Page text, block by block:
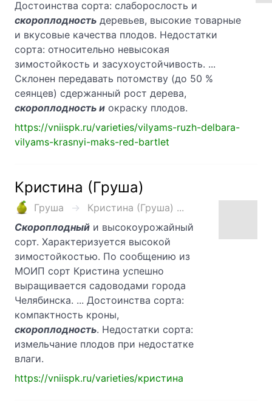
Достоинства сорта: слаборослость и
скороплодность деревьев, высокие товарные
и вкусовые качества плодов. Недостатки
сорта: относительно невысокая
зимостойкость и засухоустойчивость. ...
Склонен передавать потомству (до 50 %
сеянцев) сдержанный рост дерева,
скороплодность и окраску плодов.
https://vniispk.ru/varieties/vilyams-ruzh-delbara-
vilyams-krasnyi-maks-red-bartlet
Кристина (Груша)
Груша
Кристина (Груша) ...
Скороплодный и высокоурожайный
сорт. Характеризуется высокой
зимостойкостью. По сообщению из
МОИП сорт Кристина успешно
выращивается садоводами города
Челябинска. ... Достоинства сорта:
компактность кроны,
скороплодность. Недостатки сорта:
измельчание плодов при недостатке
влаги.
https://vniispk.ru/varieties/кристина